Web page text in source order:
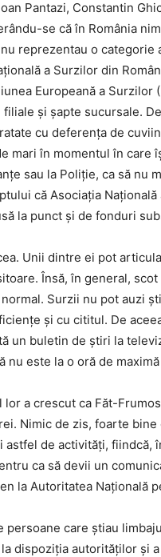
Pantazi, Constantin
se că în România
reprezentau o categorie
a Surzilor din
Europeană a Surzilor
şi şapte sucursale.
cu deferenţa de
mari în momentul în care
sau la Poliţie, ca să nu
că Asociaţia
la punct şi de fonduri
Unii dintre ei pot
Însă, în general, scot
Surzii nu pot auzi
şi cu cititul. De
un buletin de ştiri la
nu este la o oră de
a crescut ca Făt-
Nimic de zis, foarte bine
astfel de activităţi, fiindcă,
ca să devii un
la Autoritatea Naţională
persoane care ştiau
dispoziţia autorităţilor şi a